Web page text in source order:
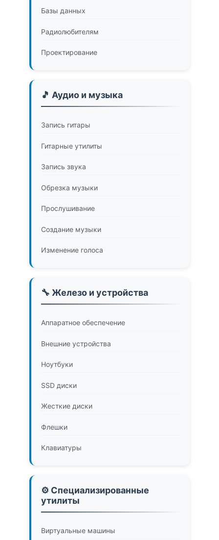
Базы данных
Радиолюбителям
Проектирование
🎵 Аудио и музыка
Запись гитары
Гитарные утилиты
Запись звука
Обрезка музыки
Прослушивание
Создание музыки
Изменение голоса
🔧 Железо и устройства
Аппаратное обеспечение
Внешние устройства
Ноутбуки
SSD диски
Жесткие диски
Флешки
Клавиатуры
⚙️ Специализированные
утилиты
Виртуальные машины